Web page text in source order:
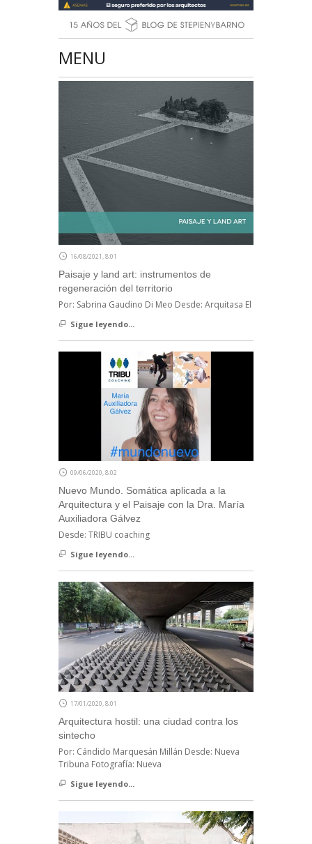
MENU
16/08/2021, 8:01
Paisaje y land art: instrumentos de
regeneración del territorio
Por: Sabrina Gaudino Di Meo Desde: Arquitasa El
Sigue leyendo...
09/06/2020, 8:02
Nuevo Mundo. Somática aplicada a la
Arquitectura y el Paisaje con la Dra. María
Auxiliadora Gálvez
Desde: TRIBU coaching
Sigue leyendo...
17/01/2020, 8:01
Arquitectura hostil: una ciudad contra los
sintecho
Por: Cándido Marquesán Millán Desde: Nueva
Tribuna Fotografía: Nueva
Sigue leyendo...